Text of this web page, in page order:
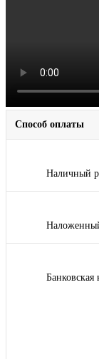
Способ оплаты
Наличный
Банковская